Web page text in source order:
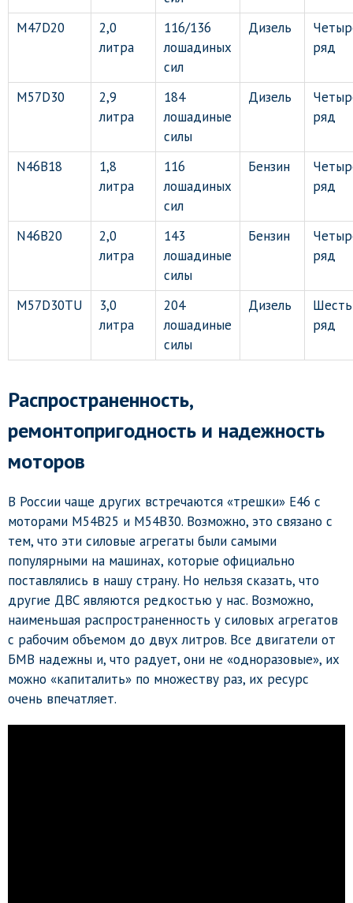
M47D20
2,0
литра
116/136
лошадиных
сил
Дизель
ряд
M57D30
2,9
литра
184
лошадиные
силы
Дизель
ряд
N46B18
1,8
литра
116
лошадиных
сил
Бензин
ряд
N46B20
2,0
литра
143
лошадиные
силы
Бензин
ряд
M57D30TU
3,0
литра
204
лошадиные
силы
Дизель
ряд
Распространенность,
ремонтопригодность и надежность
моторов
В России чаще других встречаются «трешки» E46 с
моторами M54B25 и M54B30. Возможно, это связано с
тем, что эти силовые агрегаты были самыми
популярными на машинах, которые официально
поставлялись в нашу страну. Но нельзя сказать, что
другие ДВС являются редкостью у нас. Возможно,
наименьшая распространенность у силовых агрегатов
с рабочим объемом до двух литров. Все двигатели от
БМВ надежны и, что радует, они не «одноразовые», их
можно «капиталить» по множеству раз, их ресурс
очень впечатляет.